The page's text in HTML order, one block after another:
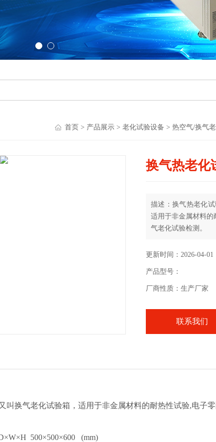
首页 > 产品展示 > 老化试验设备 > 热空气/换气
换气热老化
描述：换气热老化试
适用于非金属材料的
气老化试验检测。
更新时间：2026-04-01
产品型号：
厂商性质：生产厂家
联系我们
又叫换气老化试验箱， 适用于非金属材料的耐热性试验,电子
500×500×600 (mm)